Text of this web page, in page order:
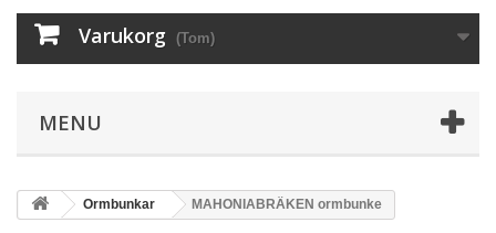
Varukorg (Tom)
MENU
Ormbunkar MAHONIABRÄKEN ormbunke